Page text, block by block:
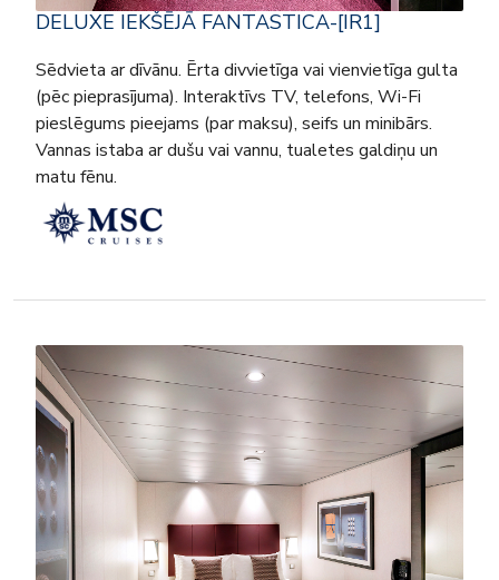
DELUXE IEKŠĒJĀ FANTASTICA-[IR1]
Sēdvieta ar dīvānu. Ērta divvietīga vai vienvietīga gulta
(pēc pieprasījuma). Interaktīvs TV, telefons, Wi-Fi
pieslēgums pieejams (par maksu), seifs un minibārs.
Vannas istaba ar dušu vai vannu, tualetes galdiņu un
matu fēnu.